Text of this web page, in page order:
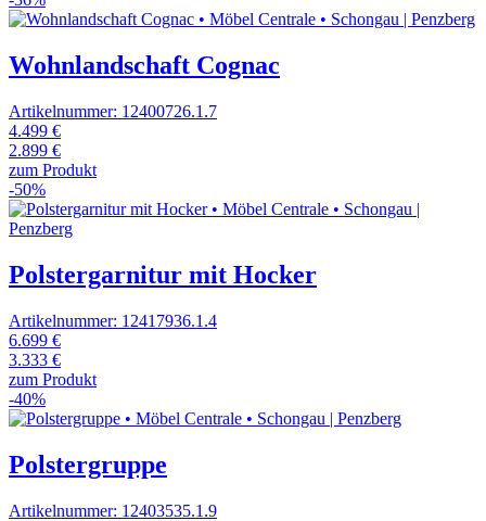
Wohnlandschaft Cognac
Artikelnummer: 12400726.1.7
4.499 €
2.899 €
zum Produkt
-50%
Polstergarnitur mit Hocker
Artikelnummer: 12417936.1.4
6.699 €
3.333 €
zum Produkt
-40%
Polstergruppe
Artikelnummer: 12403535.1.9